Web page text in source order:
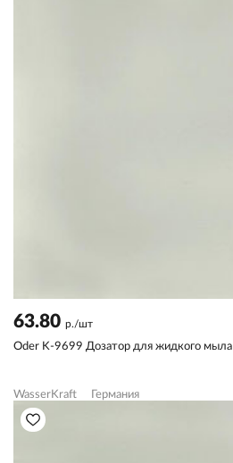
63.80 р./шт
Oder K-9699 Дозатор для жидкого мыла
WasserKraft Германия